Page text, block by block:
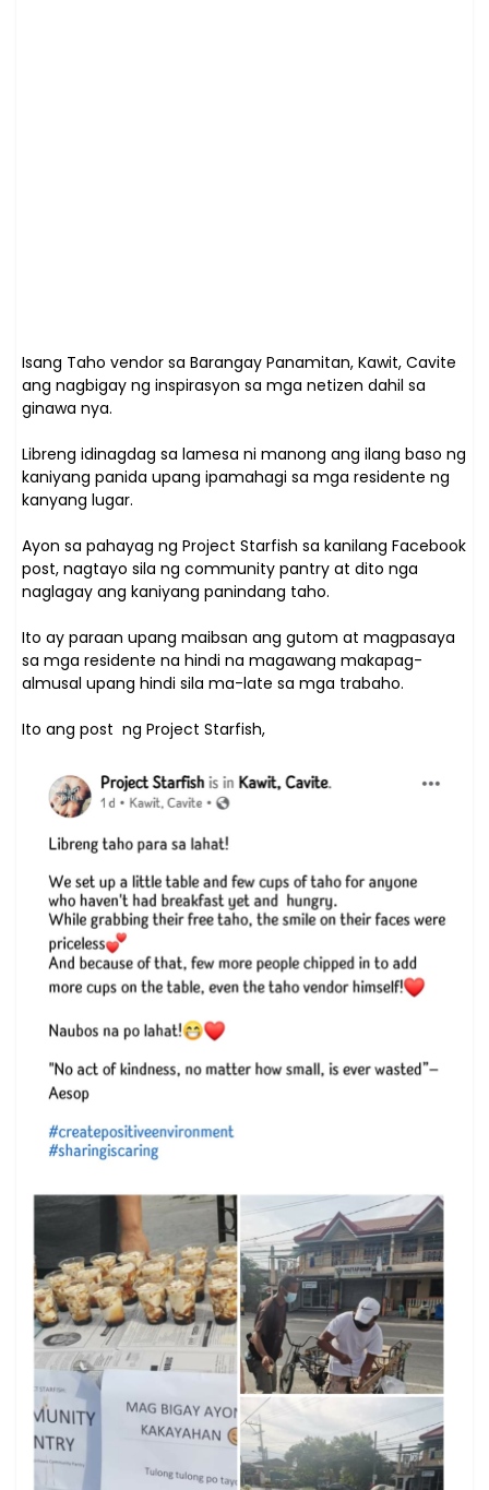
Isang Taho vendor sa Barangay Panamitan, Kawit, Cavite
ang nagbigay ng inspirasyon sa mga netizen dahil sa
ginawa nya.
Libreng idinagdag sa lamesa ni manong ang ilang baso ng
kaniyang panida upang ipamahagi sa mga residente ng
kanyang lugar.
Ayon sa pahayag ng Project Starfish sa kanilang Facebook
post, nagtayo sila ng community pantry at dito nga
naglagay ang kaniyang panindang taho.
Ito ay paraan upang maibsan ang gutom at magpasaya
sa mga residente na hindi na magawang makapag-
almusal upang hindi sila ma-late sa mga trabaho.
Ito ang post ng Project Starfish,